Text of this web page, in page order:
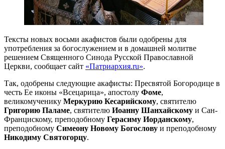
Тексты новых восьми акафистов были одобрены для
употребления за богослужением и в домашней молитве
решением Священного Синода Русской Православной
Церкви, сообщает сайт «Патриархия.ru».
Так, одобрены следующие акафисты: Пресвятой Богородице в
честь Ее иконы «Всецарица», апостолу Фоме,
великомученику Меркурию Кесарийскому, святителю
Григорию Паламе, святителю Иоанну Шанхайскому и Сан-
Францискому, преподобному Герасиму Иорданскому,
преподобному Симеону Новому Богослову и преподобному
Никодиму Святогорцу.